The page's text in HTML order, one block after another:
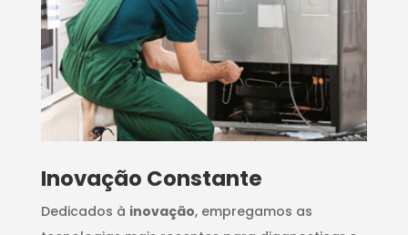
Inovação Constante
Dedicados à inovação, empregamos as